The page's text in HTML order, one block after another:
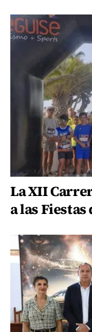
La XII
a las